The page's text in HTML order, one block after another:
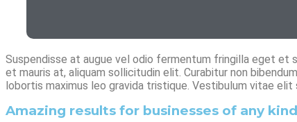
Suspendisse at augue vel odio fermentum fringilla eget et
et mauris at, aliquam sollicitudin elit. Curabitur non
lobortis maximus leo gravida tristique. Vestibulum vitae
Amazing results for businesses of any